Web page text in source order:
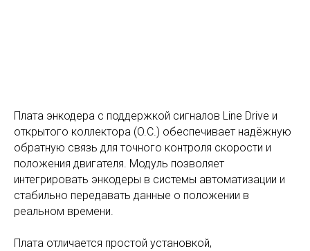
Плата энкодера с поддержкой сигналов Line Drive и
открытого коллектора (O.C.) обеспечивает надёжную
обратную связь для точного контроля скорости и
положения двигателя. Модуль позволяет
интегрировать энкодеры в системы автоматизации и
стабильно передавать данные о положении в
реальном времени.
Плата отличается простой установкой,